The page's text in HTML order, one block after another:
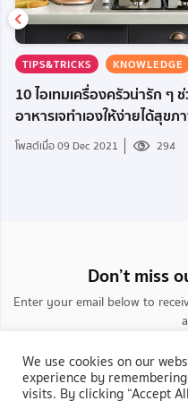
TIPS&TRICKS KNOWLEDGE
10 ไอเทมเครื่องครัวน่ารัก ๆ
อาหารเจทำเองให้ง่ายได้สุขภ
โพสต์เมื่อ 09 Dec 2021 294
Don’t miss
Enter your email below to
We use cookies on our
experience by
visits. By clicking “Accept